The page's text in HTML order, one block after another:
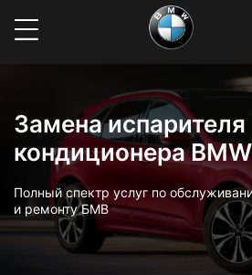
Замена испарителя
кондиционера
Полный спектр услуг по
и ремонту БМВ